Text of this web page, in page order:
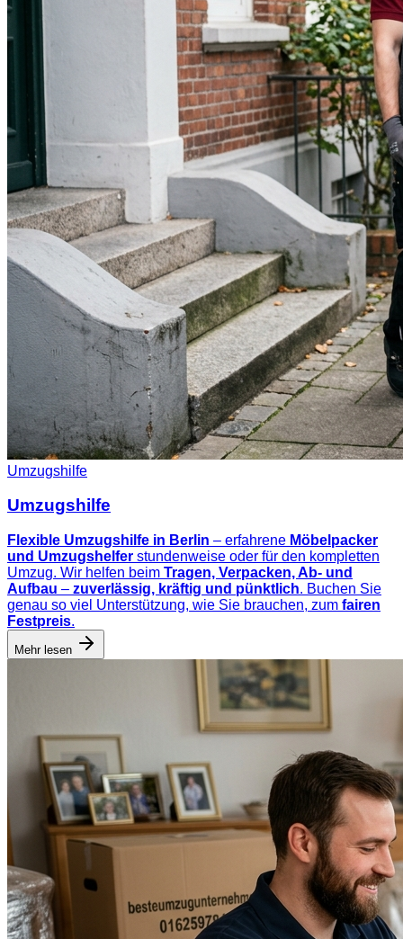
Umzugshilfe
Umzugshilfe
Flexible Umzugshilfe in Berlin – erfahrene Möbelpacker
und Umzugshelfer stundenweise oder für den kompletten
Umzug. Wir helfen beim Tragen, Verpacken, Ab- und
Aufbau – zuverlässig, kräftig und pünktlich. Buchen Sie
genau so viel Unterstützung, wie Sie brauchen, zum fairen
Festpreis.
Mehr lesen